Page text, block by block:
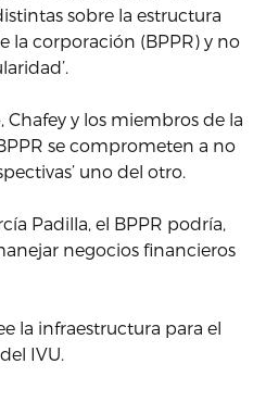
sobre la estructura
la corporación (BPPR) y no
y los miembros de la
se comprometen a no
uno del otro.
Padilla, el BPPR podría,
negocios financieros
la infraestructura para el
IVU.